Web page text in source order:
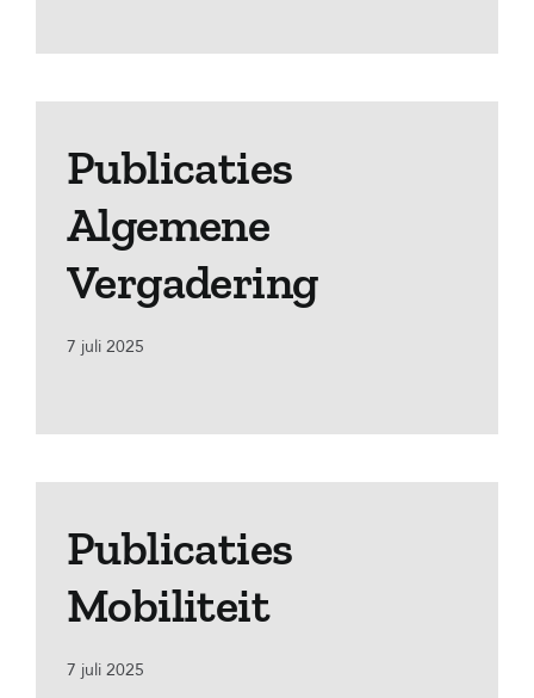
Publicaties
Algemene
Vergadering
7 juli 2025
Publicaties
Mobiliteit
7 juli 2025